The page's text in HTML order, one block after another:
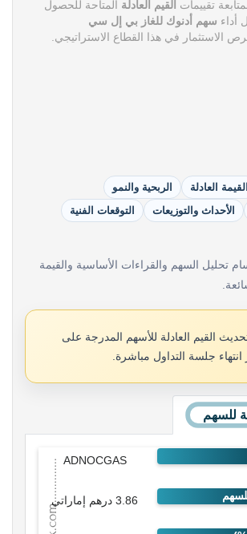
تقييمات القيم العادلة المتاحة للحصول
سهم أدنوك للغاز بي إل سي
الاستثمار في هذا القطاع الاستراتيجي.
القيمة العادلة
الربحية والنمو
الأحداث والتوزيعات
التوقعات الفنية
تحليل السهم والقراءات الأساسية والقيمة
القيم العادلة للأسهم المدرجة على
انتهاء جلسة التداول مباشرة.
للسهم
ADNOCGAS
3.86 درهم إماراتي